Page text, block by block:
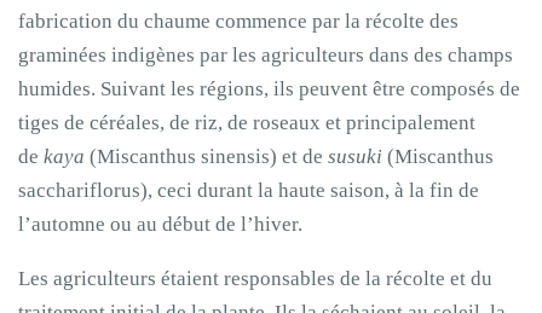
fabrication du chaume commence par la récolte des
graminées indigènes par les agriculteurs dans des champs
humides. Suivant les régions, ils peuvent être composés de
tiges de céréales, de riz, de roseaux et principalement
de kaya (Miscanthus sinensis) et de susuki (Miscanthus
sacchariflorus), ceci durant la haute saison, à la fin de
l’automne ou au début de l’hiver.
Les agriculteurs étaient responsables de la récolte et du